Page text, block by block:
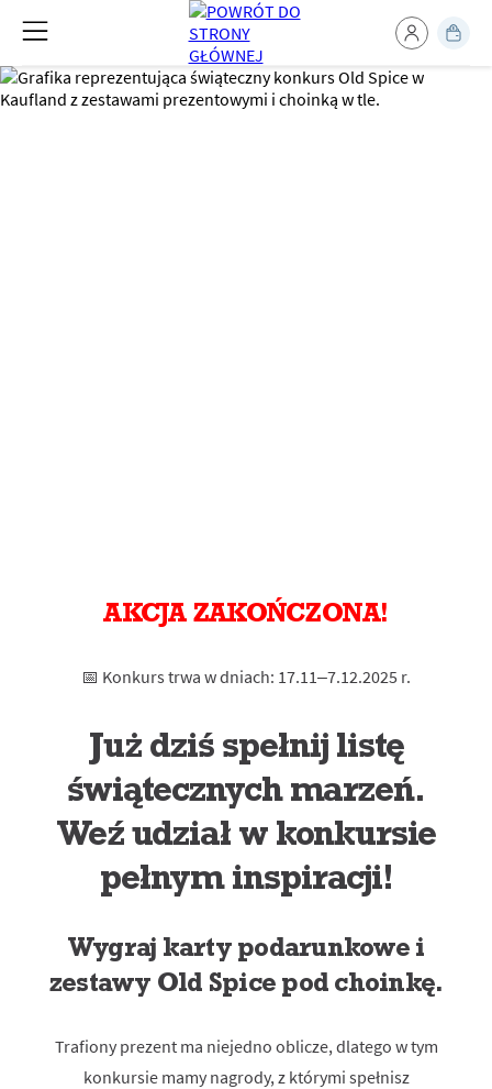
AKCJA ZAKOŃCZONA!
📅 Konkurs trwa w dniach: 17.11–7.12.2025 r.
Już dziś spełnij listę
świątecznych marzeń.
Weź udział w konkursie
pełnym inspiracji!
Wygraj karty podarunkowe i
zestawy Old Spice pod choinkę.
Trafiony prezent ma niejedno oblicze, dlatego w tym
konkursie mamy nagrody, z którymi spełnisz